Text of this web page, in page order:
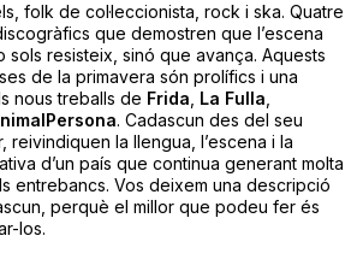
Opinió
Llibres
La Llista
Llocs
folk de col·leccionista, rock i ska. Quatre
que demostren que l’escena
sols resisteix, sinó que avança. Aquests
de la primavera són prolífics i una
nous treballs de Frida La Fulla
. Cadascun des del seu
reivindiquen la llengua, l’escena i la
d’un país que continua generant molta
entrebancs. Vos deixem una descripció
perquè el millor que podeu fer és
los.